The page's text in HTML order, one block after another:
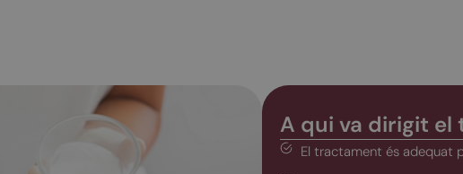
A qui va dirigit
El tractament és adequat